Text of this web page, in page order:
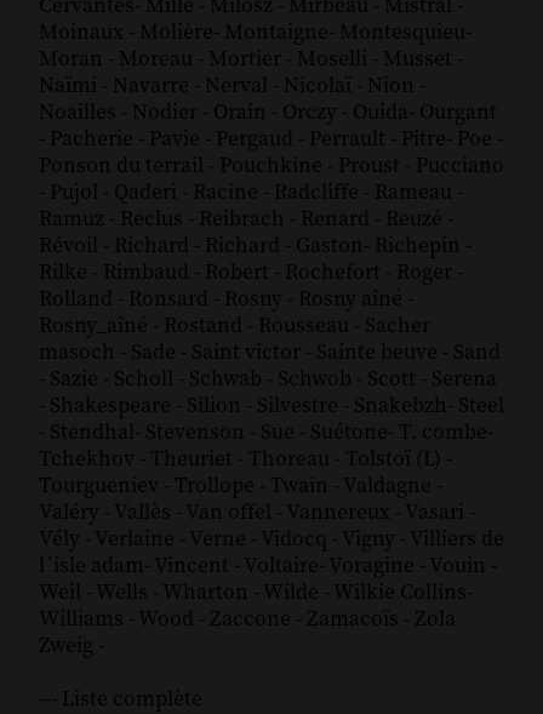
Cervantes- Mille - Milosz - Mirbeau - Mistral -
Moinaux - Molière- Montaigne- Montesquieu-
Moran - Moreau - Mortier - Moselli - Musset -
Naïmi - Navarre - Nerval - Nicolaï - Nion -
Noailles - Nodier - Orain - Orczy - Ouida- Ourgant
- Pacherie - Pavie - Pergaud - Perrault - Pitre- Poe -
Ponson du terrail - Pouchkine - Proust - Pucciano
- Pujol - Qaderi - Racine - Radcliffe - Rameau -
Ramuz - Reclus - Reibrach - Renard - Reuzé -
Révoil - Richard - Richard - Gaston- Richepin -
Rilke - Rimbaud - Robert - Rochefort - Roger -
Rolland - Ronsard - Rosny - Rosny aîné -
Rosny_aîné - Rostand - Rousseau - Sacher
masoch - Sade - Saint victor - Sainte beuve - Sand
- Sazie - Scholl - Schwab - Schwob - Scott - Serena
- Shakespeare - Silion - Silvestre - Snakebzh- Steel
- Stendhal- Stevenson - Sue - Suétone- T. combe-
Tchekhov - Theuriet - Thoreau - Tolstoï (L) -
Tourgueniev - Trollope - Twain - Valdagne -
Valéry - Vallès - Van offel - Vannereux - Vasari -
Vély - Verlaine - Verne - Vidocq - Vigny - Villiers de
l´isle adam- Vincent - Voltaire- Voragine - Vouin -
Weil - Wells - Wharton - Wilde - Wilkie Collins-
Williams - Wood - Zaccone - Zamacoïs - Zola
Zweig -
--- Liste complète